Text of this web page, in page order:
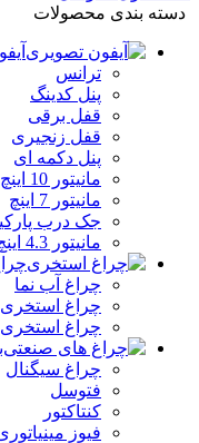
دسته بندی محصولات
ترانس
پنل کدینگ
قفل برقی
قفل زنجیری
پنل دکمه‌ ای
مانیتور 10 اینچ
مانیتور 7 اینچ
جک درب
مانیتور 4.3 اینچ
چراغ آب نما
چراغ استخری
چراغ استخری
چراغ سیگنال
فتوسل
کنتاکتور
فیوز